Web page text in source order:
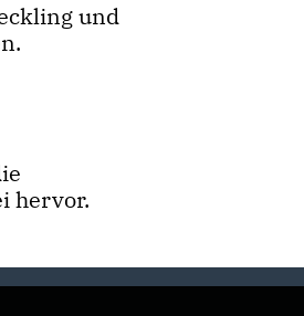
und
hervor.